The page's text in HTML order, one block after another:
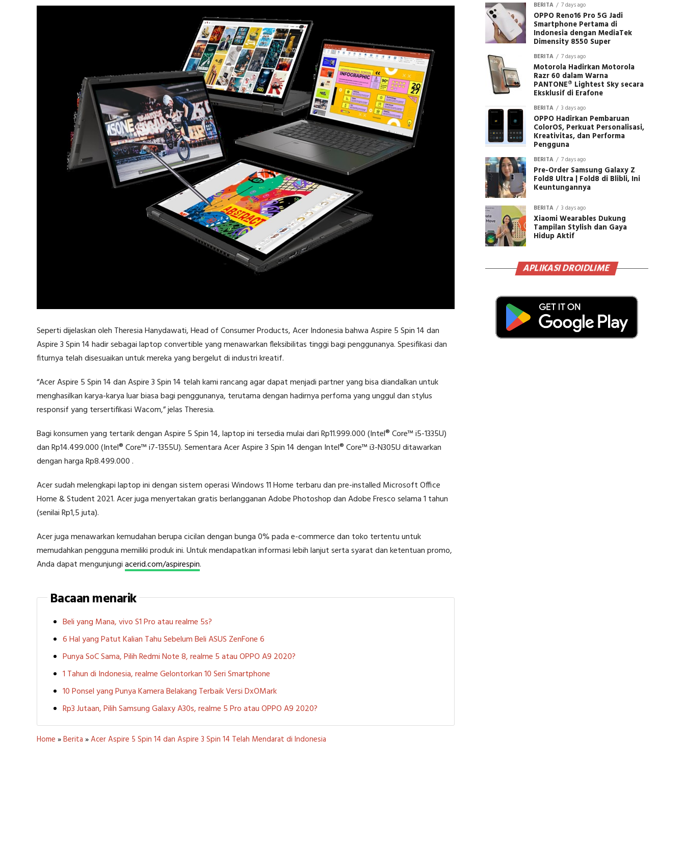
Seperti dijelaskan oleh Theresia Hanydawati, Head of Consumer Products, Acer Indonesia bahwa Aspire 5 Spin 14 dan
Aspire 3 Spin 14 hadir sebagai laptop convertible yang menawarkan fleksibilitas tinggi bagi penggunanya. Spesifikasi dan
fiturnya telah disesuaikan untuk mereka yang bergelut di industri kreatif.
“Acer Aspire 5 Spin 14 dan Aspire 3 Spin 14 telah kami rancang agar dapat menjadi partner yang bisa diandalkan untuk
menghasilkan karya-karya luar biasa bagi penggunanya, terutama dengan hadirnya perfoma yang unggul dan stylus
responsif yang tersertifikasi Wacom,” jelas Theresia.
Bagi konsumen yang tertarik dengan Aspire 5 Spin 14, laptop ini tersedia mulai dari Rp11.999.000 (Intel® Core™ i5-1335U)
dan Rp14.499.000 (Intel® Core™ i7-1355U). Sementara Acer Aspire 3 Spin 14 dengan Intel® Core™ i3-N305U ditawarkan
dengan harga Rp8.499.000 .
Acer sudah melengkapi laptop ini dengan sistem operasi Windows 11 Home terbaru dan pre-installed Microsoft Office
Home & Student 2021. Acer juga menyertakan gratis berlangganan Adobe Photoshop dan Adobe Fresco selama 1 tahun
(senilai Rp1,5 juta).
Acer juga menawarkan kemudahan berupa cicilan dengan bunga 0% pada e-commerce dan toko tertentu untuk
memudahkan pengguna memiliki produk ini. Untuk mendapatkan informasi lebih lanjut serta syarat dan ketentuan promo,
Anda dapat mengunjungiacerid.com/aspirespin.
Bacaan menarik
Beli yang Mana, vivo S1 Pro atau realme 5s?
6 Hal yang Patut Kalian Tahu Sebelum Beli ASUS ZenFone 6
Punya SoC Sama, Pilih Redmi Note 8, realme 5 atau OPPO A9 2020?
1 Tahun di Indonesia, realme Gelontorkan 10 Seri Smartphone
10 Ponsel yang Punya Kamera Belakang Terbaik Versi DxOMark
Rp3 Jutaan, Pilih Samsung Galaxy A30s, realme 5 Pro atau OPPO A9 2020?
Home »Berita »Acer Aspire 5 Spin 14 dan Aspire 3 Spin 14 Telah Mendarat di Indonesia
BERITA 7 days ago
OPPO Reno16 Pro 5G Jadi
Smartphone Pertama di
Indonesia dengan MediaTek
Dimensity 8550 Super
BERITA 7 days ago
Motorola Hadirkan Motorola
Razr 60 dalam Warna
PANTONE® Lightest Sky secara
Eksklusif di Erafone
BERITA 3 days ago
OPPO Hadirkan Pembaruan
ColorOS, Perkuat Personalisasi,
Kreativitas, dan Performa
Pengguna
BERITA 7 days ago
Pre-Order Samsung Galaxy Z
Fold8 Ultra | Fold8 di Blibli, Ini
Keuntungannya
BERITA 3 days ago
Xiaomi Wearables Dukung
Tampilan Stylish dan Gaya
Hidup Aktif
APLIKASI DROIDLIME